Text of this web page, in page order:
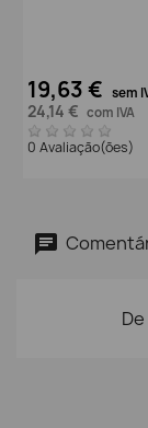
19,63 € sem
24,14 € com IVA
0 Avaliação(ões)